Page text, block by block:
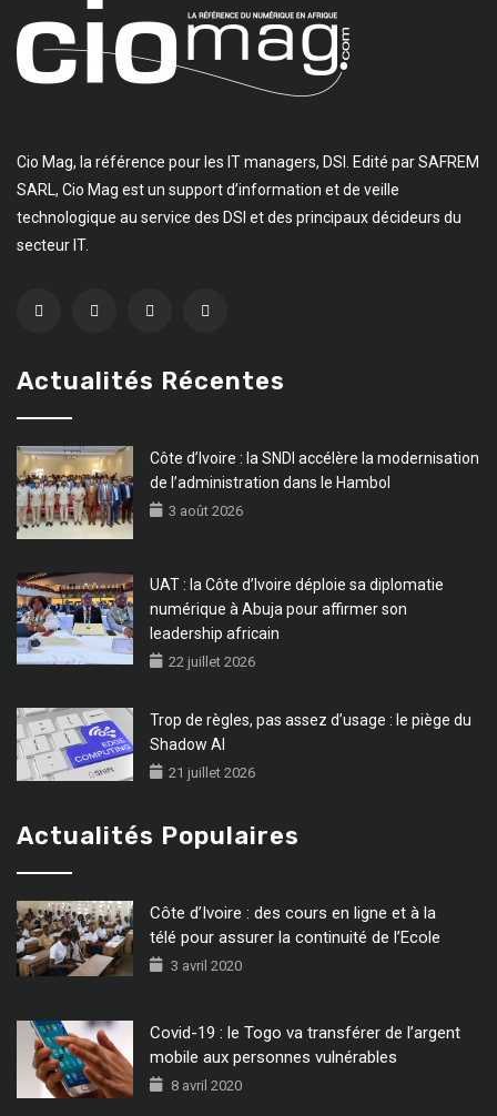
Cio Mag, la référence pour les IT managers, DSI. Edité par SAFREM
SARL, Cio Mag est un support d’information et de veille
technologique au service des DSI et des principaux décideurs du
secteur IT.
Actualités Récentes
Côte d’Ivoire : la SNDI accélère la modernisation
de l’administration dans le Hambol
3 août 2026
UAT : la Côte d’Ivoire déploie sa diplomatie
numérique à Abuja pour affirmer son
leadership africain
22 juillet 2026
Trop de règles, pas assez d’usage : le piège du
Shadow AI
21 juillet 2026
Actualités Populaires
Côte d’Ivoire : des cours en ligne et à la
télé pour assurer la continuité de l’Ecole
3 avril 2020
Covid-19 : le Togo va transférer de l’argent
mobile aux personnes vulnérables
8 avril 2020